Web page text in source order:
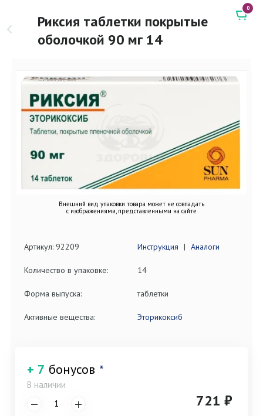
Риксия таблетки покрытые
оболочкой 90 мг 14
0
Внешний вид упаковки товара может не совпадать
с изображениями, представленными на сайте
Артикул: 92209 Инструкция | Аналоги
Количество в упаковке: 14
Форма выпуска: таблетки
Активные вещества: Эторикоксиб
+ 7 бонусов *
В наличии
721 ₽